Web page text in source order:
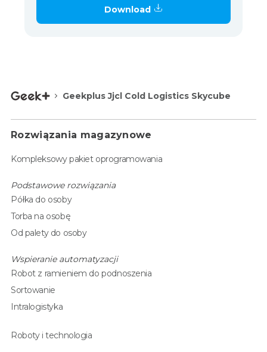
Download
Geekplus Jjcl Cold Logistics Skycube
Rozwiązania magazynowe
Kompleksowy pakiet oprogramowania
Podstawowe rozwiązania
Półka do osoby
Torba na osobę
Od palety do osoby
Wspieranie automatyzacji
Robot z ramieniem do podnoszenia
Sortowanie
Intralogistyka
Roboty i technologia